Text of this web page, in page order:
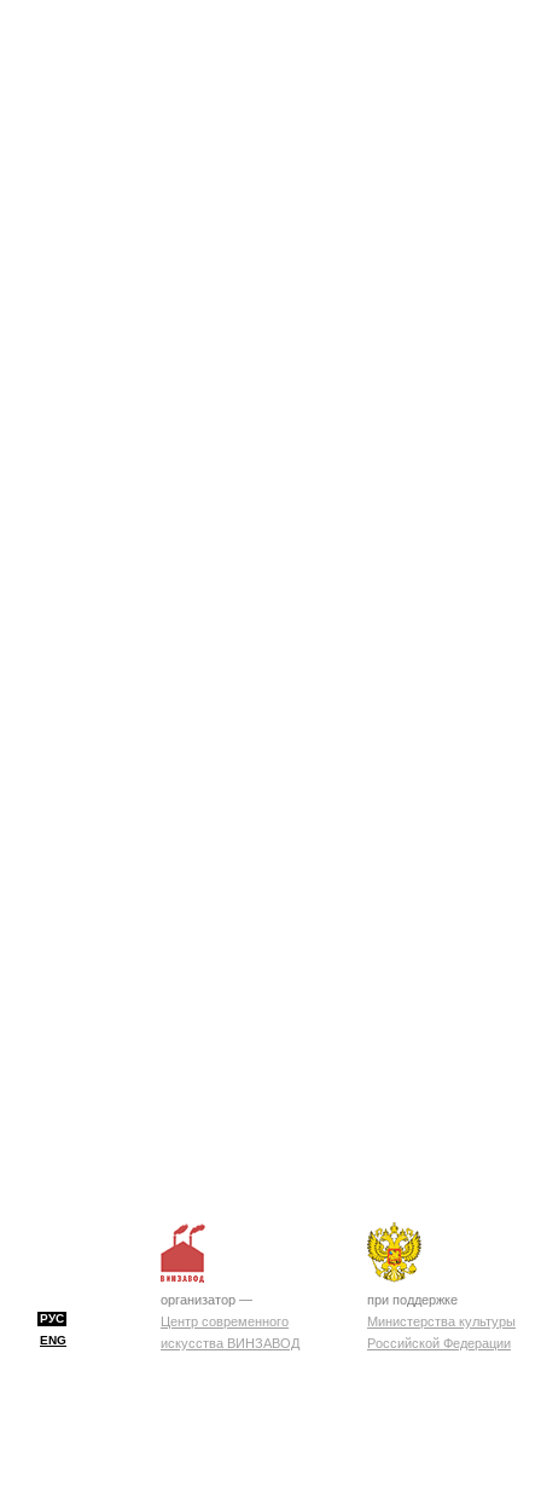
РУС
ENG
организатор —
Центр современного
искусства ВИНЗАВОД
при поддержке
Министерства культуры
Российской Федерации